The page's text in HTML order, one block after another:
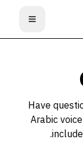
فتح
Have
Arabic